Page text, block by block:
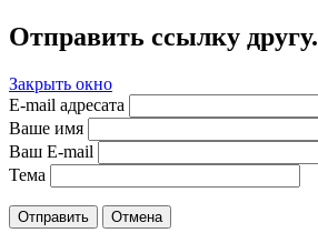
Отправить ссылку другу.
Закрыть окно
E-mail адресата
Ваше имя
Ваш E-mail
Тема
Отправить Отмена